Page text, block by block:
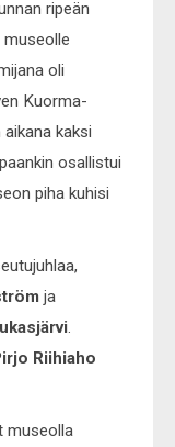
ripeän
oli
Kuorma-
kaksi
osallistui
piha kuhisi
ja
Riihiaho
museolla